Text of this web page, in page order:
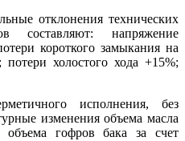
отклонения технических
составляют: напряжение
короткого замыкания на
холостого хода +15%;
исполнения, без
изменения объема масла
объема гофров бака за счет